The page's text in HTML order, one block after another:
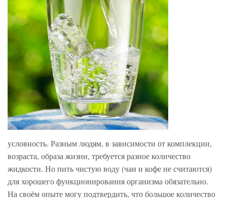
условность. Разным людям, в зависимости от комплекции,
возраста, образа жизни, требуется разное количество
жидкости. Но пить чистую воду (чаи и кофе не считаются)
для хорошего функционирования организма обязательно.
На своём опыте могу подтвердить, что большое количество